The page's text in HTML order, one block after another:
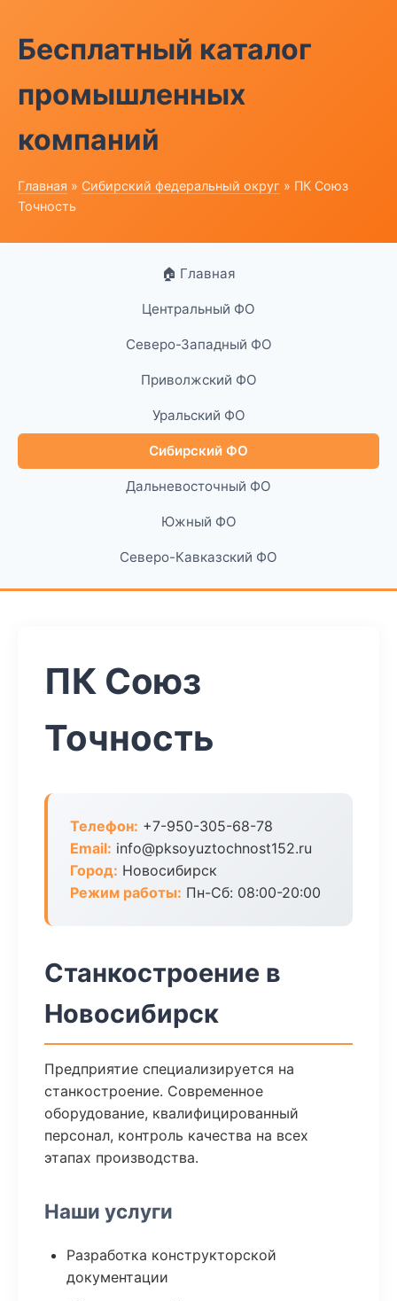
Бесплатный каталог
промышленных
компаний
Главная » Сибирский федеральный округ » ПК Союз
Точность
🏠 Главная
Центральный ФО
Северо-Западный ФО
Приволжский ФО
Уральский ФО
Сибирский ФО
Дальневосточный ФО
Южный ФО
Северо-Кавказский ФО
ПК Союз
Точность
Телефон: +7-950-305-68-78
Email: info@pksoyuztochnost152.ru
Город: Новосибирск
Режим работы: Пн-Сб: 08:00-20:00
Станкостроение в
Новосибирск
Предприятие специализируется на
станкостроение. Современное
оборудование, квалифицированный
персонал, контроль качества на всех
этапах производства.
Наши услуги
Разработка конструкторской
документации